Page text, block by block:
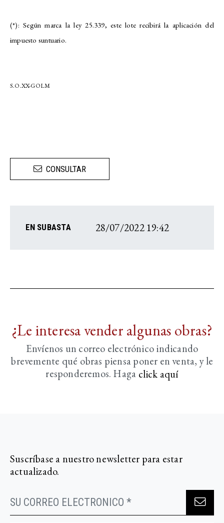
(*): Según marca la ley 25.339, este lote recibirá la aplicación del
impuesto suntuario.
S.O.XX-GOLM
CONSULTAR
EN SUBASTA 28/07/2022 19:42
¿Le interesa vender algunas obras?
Envíenos un correo electrónico indicando
brevemente qué obras piensa poner en venta, y le
responderemos. Haga click aquí­
Suscríbase a nuestro newsletter para estar
actualizado.